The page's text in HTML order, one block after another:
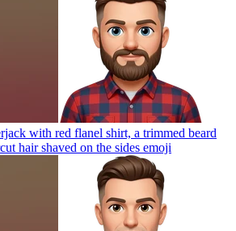
with red flanel shirt, a trimmed beard
hair shaved on the sides emoji